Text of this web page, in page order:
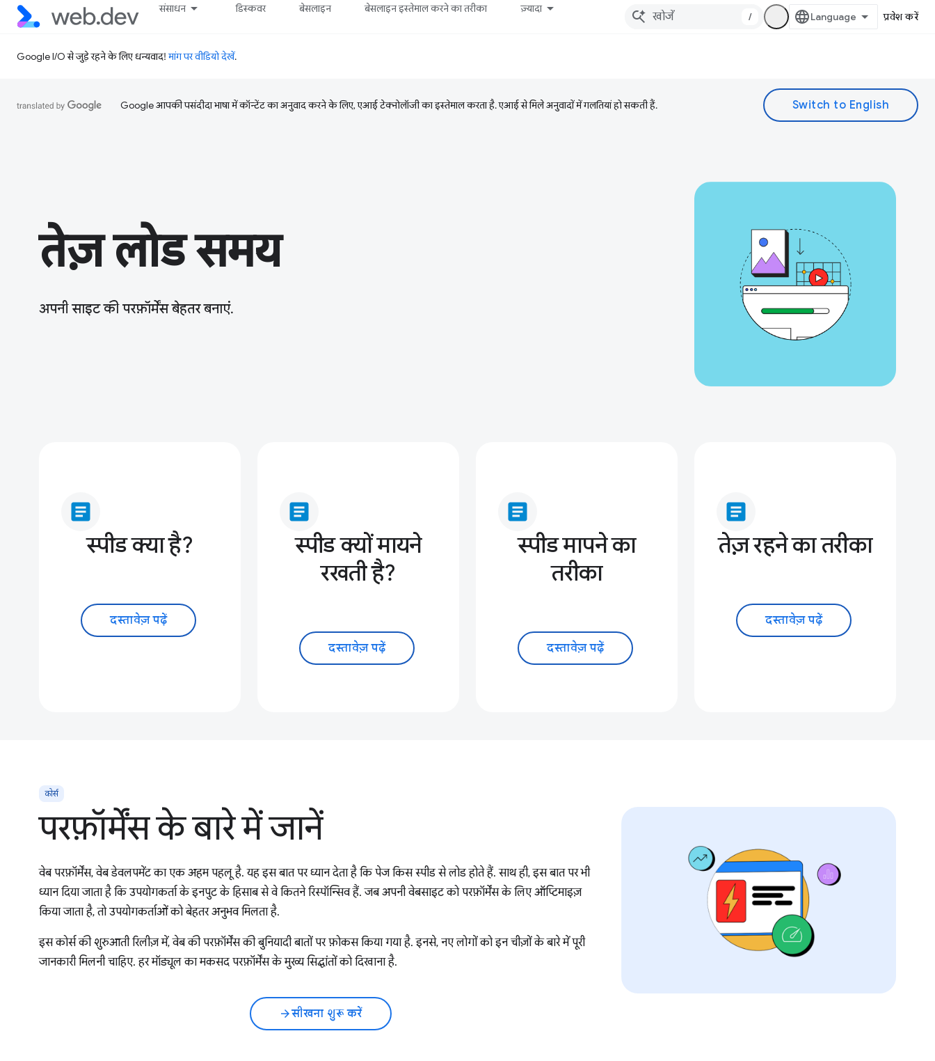
संसाधन डिस्कवर बेसलाइन बेसलाइन इस्तेमाल करने का तरीका ज़्यादा
/ प्रवेश करें
Google I/O से जुड़े रहने के लिए धन्यवाद!मांग पर वीडियो देखें.
Google आपकी पसंदीदा भाषा में कॉन्टेंट का अनुवाद करने के लिए, एआई टेक्नोलॉजी का इस्तेमाल करता है. एआई से मिले अनुवादों में गलतियां हो सकती हैं.
तेज़ लोड समय
अपनी साइट की परफ़ॉर्मेंस बेहतर बनाएं.
article
स्पीड क्या है?
दस्तावेज़ पढ़ें
article
स्पीड क्यों मायने
रखती है?
दस्तावेज़ पढ़ें
article
स्पीड मापने का
तरीका
दस्तावेज़ पढ़ें
article
तेज़ रहने का तरीका
दस्तावेज़ पढ़ें
कोर्स
परफ़ॉर्मेंस के बारे में जानें
वेब परफ़ॉर्मेंस, वेब डेवलपमेंट का एक अहम पहलू है. यह इस बात पर ध्यान देता है कि पेज किस स्पीड से लोड होते हैं. साथ ही, इस बात पर भी
ध्यान दिया जाता है कि उपयोगकर्ता के इनपुट के हिसाब से वे कितने रिस्पॉन्सिव हैं. जब अपनी वेबसाइट को परफ़ॉर्मेंस के लिए ऑप्टिमाइज़
किया जाता है, तो उपयोगकर्ताओं को बेहतर अनुभव मिलता है.
इस कोर्स की शुरुआती रिलीज़ में, वेब की परफ़ॉर्मेंस की बुनियादी बातों पर फ़ोकस किया गया है. इनसे, नए लोगों को इन चीज़ों के बारे में पूरी
जानकारी मिलनी चाहिए. हर मॉड्यूल का मकसद परफ़ॉर्मेंस के मुख्य सिद्धांतों को दिखाना है.
arrow_forwardसीखना शुरू करें